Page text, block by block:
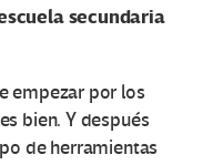
secundaria
empezar por los
bien. Y después
de herramientas